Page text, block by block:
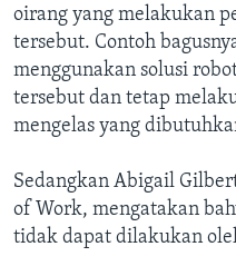
oirang yang melakukan
tersebut. Contoh
menggunakan solusi
tersebut dan tetap
mengelas yang
Sedangkan Abigail
of Work, mengatakan
tidak dapat dilakukan